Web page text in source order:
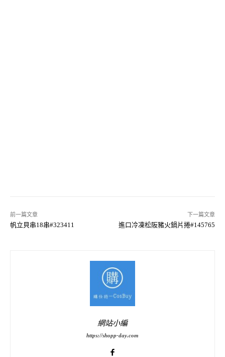
前一篇文章
帆立貝串18串#323411
下一篇文章
進口冷凍松阪豬火鍋片捲#145765
網站小編
https://shopp-day.com